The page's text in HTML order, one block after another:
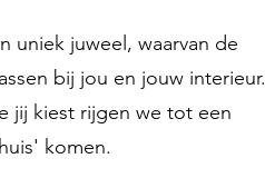
uniek juweel, waarvan de
bij jou en jouw interieur.
jij kiest rijgen we tot een
komen.